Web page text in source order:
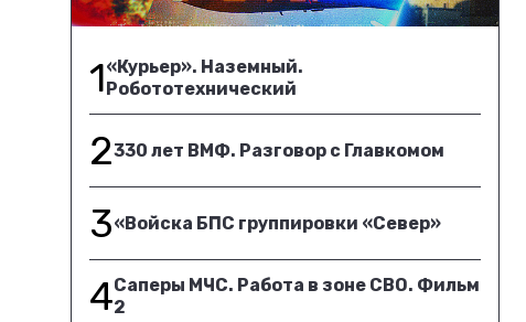
1«Курьер». Наземный.
Робототехнический
2330 лет ВМФ. Разговор с Главкомом
3«Войска БПС группировки «Север»
4Саперы МЧС. Работа в зоне СВО. Фильм
2